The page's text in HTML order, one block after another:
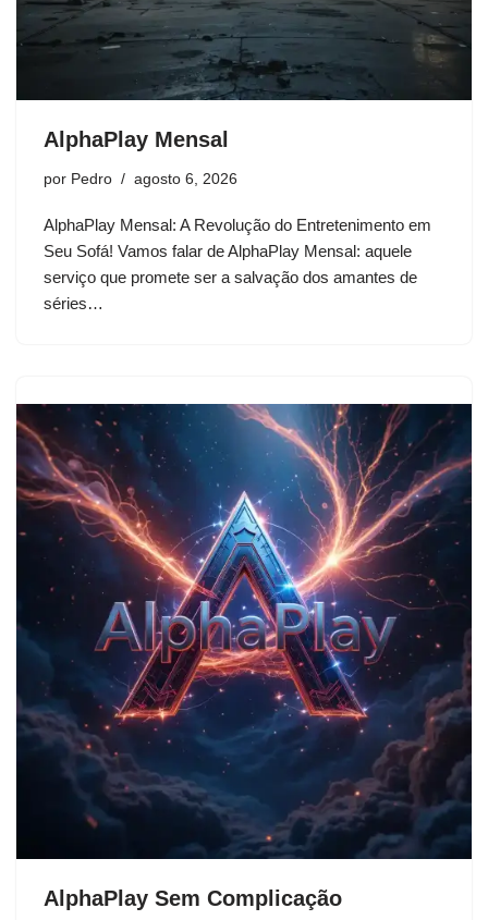
AlphaPlay Mensal
por Pedro agosto 6, 2026
AlphaPlay Mensal: A Revolução do Entretenimento em
Seu Sofá! Vamos falar de AlphaPlay Mensal: aquele
serviço que promete ser a salvação dos amantes de
séries…
AlphaPlay Sem Complicação